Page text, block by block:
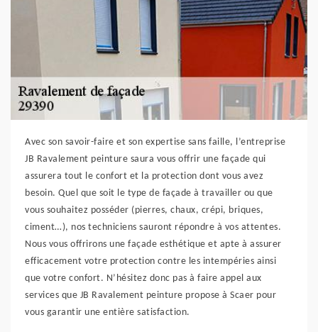
Avec son savoir-faire et son expertise sans faille, l’entreprise
JB Ravalement peinture saura vous offrir une façade qui
assurera tout le confort et la protection dont vous avez
besoin. Quel que soit le type de façade à travailler ou que
vous souhaitez posséder (pierres, chaux, crépi, briques,
ciment…), nos techniciens sauront répondre à vos attentes.
Nous vous offrirons une façade esthétique et apte à assurer
efficacement votre protection contre les intempéries ainsi
que votre confort. N’hésitez donc pas à faire appel aux
services que JB Ravalement peinture propose à Scaer pour
vous garantir une entière satisfaction.